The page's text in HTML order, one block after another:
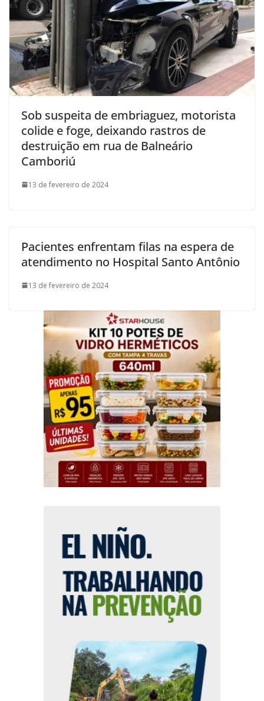
Sob suspeita de embriaguez, motorista
colide e foge, deixando rastros de
destruição em rua de Balneário
Camboriú
13 de fevereiro de 2024
Pacientes enfrentam filas na espera de
atendimento no Hospital Santo Antônio
13 de fevereiro de 2024